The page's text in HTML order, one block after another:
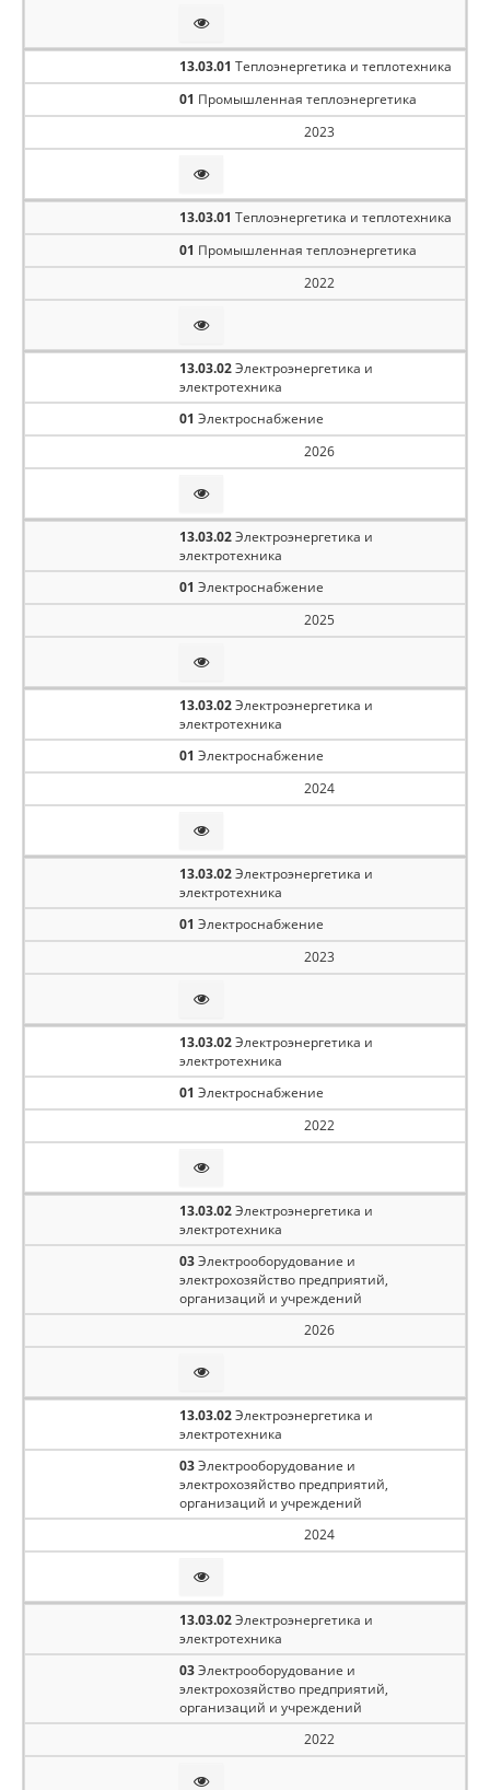
13.03.01 Теплоэнергетика и теплотехника
01 Промышленная теплоэнергетика
2023
13.03.01 Теплоэнергетика и теплотехника
01 Промышленная теплоэнергетика
2022
13.03.02Электроэнергетика и
электротехника
01 Электроснабжение
2026
13.03.02Электроэнергетика и
электротехника
01 Электроснабжение
2025
13.03.02Электроэнергетика и
электротехника
01 Электроснабжение
2024
13.03.02Электроэнергетика и
электротехника
01 Электроснабжение
2023
13.03.02Электроэнергетика и
электротехника
01 Электроснабжение
2022
13.03.02Электроэнергетика и
электротехника
03Электрооборудование и
электрохозяйство предприятий,
организаций и учреждений
2026
13.03.02Электроэнергетика и
электротехника
03Электрооборудование и
электрохозяйство предприятий,
организаций и учреждений
2024
13.03.02Электроэнергетика и
электротехника
03Электрооборудование и
электрохозяйство предприятий,
организаций и учреждений
2022